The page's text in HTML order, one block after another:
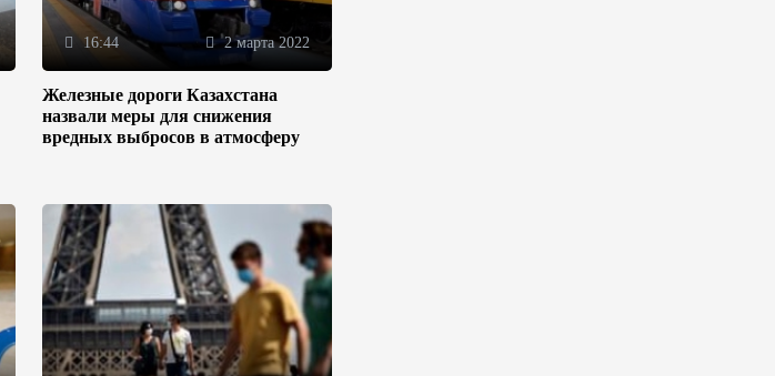
16:44 2 марта 2022
Железные дороги Казахстана
назвали меры для снижения
вредных выбросов в атмосферу